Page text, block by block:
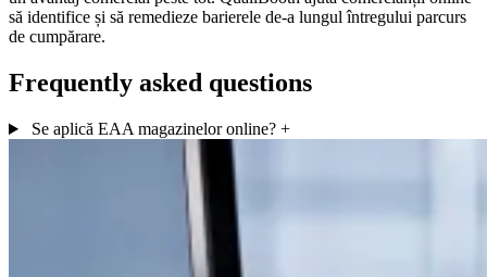
să identifice și să remedieze barierele de-a lungul întregului parcurs
de cumpărare.
Frequently asked questions
Se aplică EAA magazinelor online? +